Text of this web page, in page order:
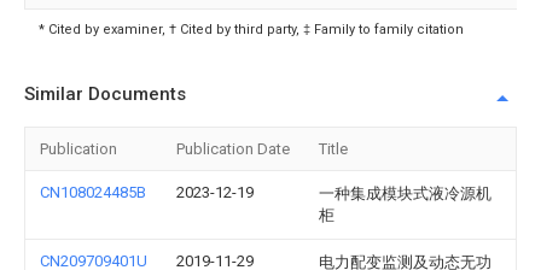
* Cited by examiner, † Cited by third party, ‡ Family to family citation
Similar Documents
Publication Publication Date Title
CN108024485B 2023-12-19
一种集成模块式液冷源机
柜
CN209709401U 2019-11-29
电力配变监测及动态无功